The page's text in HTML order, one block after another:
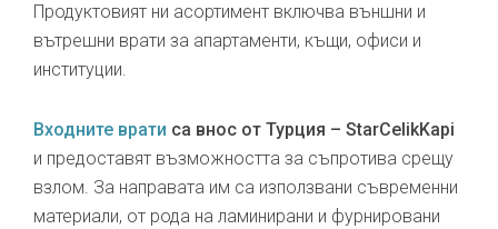
Продуктовият ни асортимент включва външни и
вътрешни врати за апартаменти, къщи, офиси и
институции.
Входните врати са внос от Турция – StarCelikKapi
и предоставят възможността за съпротива срещу
взлом. За направата им са използвани съвременни
материали, от рода на ламинирани и фурнировани